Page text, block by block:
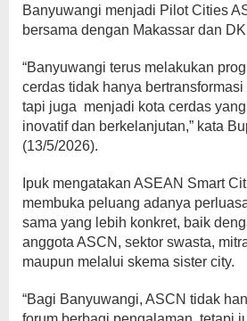
Banyuwangi menjadi Pilot Cities
bersama dengan Makassar dan
“Banyuwangi terus melakukan
cerdas tidak hanya
tapi juga menjadi kota cerdas
inovatif dan berkelanjutan,” kata
(13/5/2026).
Ipuk mengatakan ASEAN Smart
membuka peluang adanya
sama yang lebih konkret, baik
anggota ASCN, sektor swasta,
maupun melalui skema sister city.
“Bagi Banyuwangi, ASCN tidak